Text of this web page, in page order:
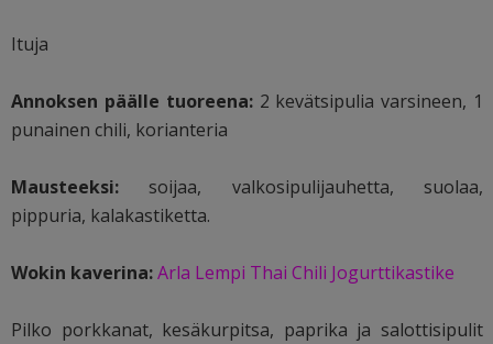
Ituja
Annoksen päälle tuoreena:2 kevätsipulia varsineen, 1
punainen chili, korianteria
Mausteeksi: soijaa, valkosipulijauhetta, suolaa,
pippuria, kalakastiketta.
Wokin kaverina:Arla Lempi Thai Chili Jogurttikastike
Pilko porkkanat, kesäkurpitsa, paprika ja salottisipulit